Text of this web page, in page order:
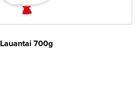
Lauantai 700g